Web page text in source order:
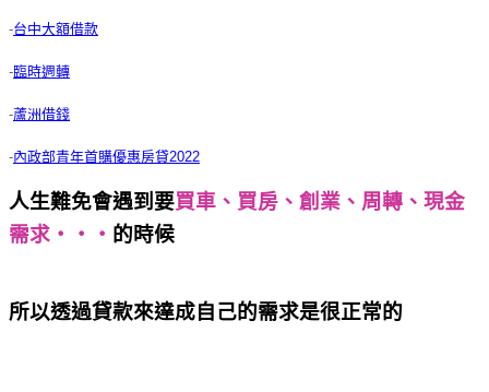
-台中大額借款
-臨時週轉
-蘆洲借錢
-內政部青年首購優惠房貸2022
人生難免會遇到要買車、買房、創業、周轉、現金
需求‧‧‧ 的時候
所以透過貸款來達成自己的需求是很正常的